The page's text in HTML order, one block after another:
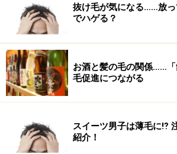
母親のお腹の中にいるときに決まって
髪の発育にかかわる組織を「毛包」と
包の数は胎児６ヶ月くらいに決まり
ません。ですから、今ある毛包を増や
くさずにいかに元気に保ち続けるこ
抜け毛が気になる……放
でハゲる？
お酒と髪の毛の関係……
毛促進につながる
スイーツ男子は薄毛に⁉
紹介！